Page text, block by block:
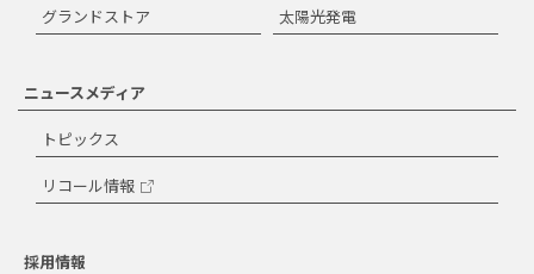
グランドストア 太陽光発電
ニュースメディア
トピックス
リコール情報
採用情報